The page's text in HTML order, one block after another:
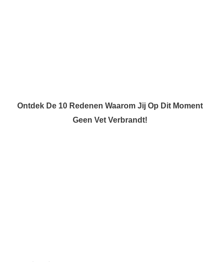
Ontdek De 10 Redenen Waarom Jij Op Dit Moment
Geen Vet Verbrandt!